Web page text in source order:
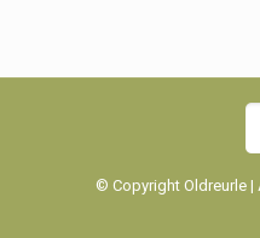
© Copyright Oldreurle